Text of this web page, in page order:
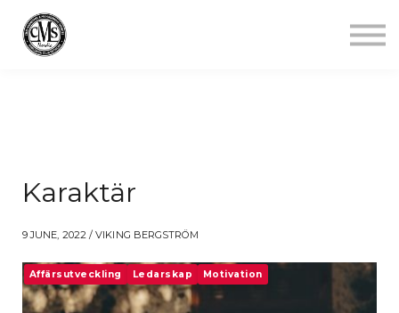
Karaktär
9 JUNE, 2022 / VIKING BERGSTRÖM
Affärsutveckling Ledarskap Motivation